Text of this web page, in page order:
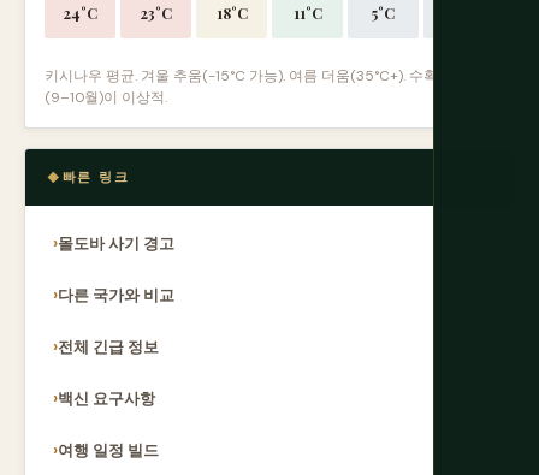
24°C 23°C 18°C 11°C 5°C
키시나우 평균. 겨울 추움(-15°C 가능). 여름 더움(35°C+). 수확 시즌
(9–10월)이 이상적.
빠른 링크
몰도바 사기 경고
다른 국가와 비교
전체 긴급 정보
백신 요구사항
여행 일정 빌드